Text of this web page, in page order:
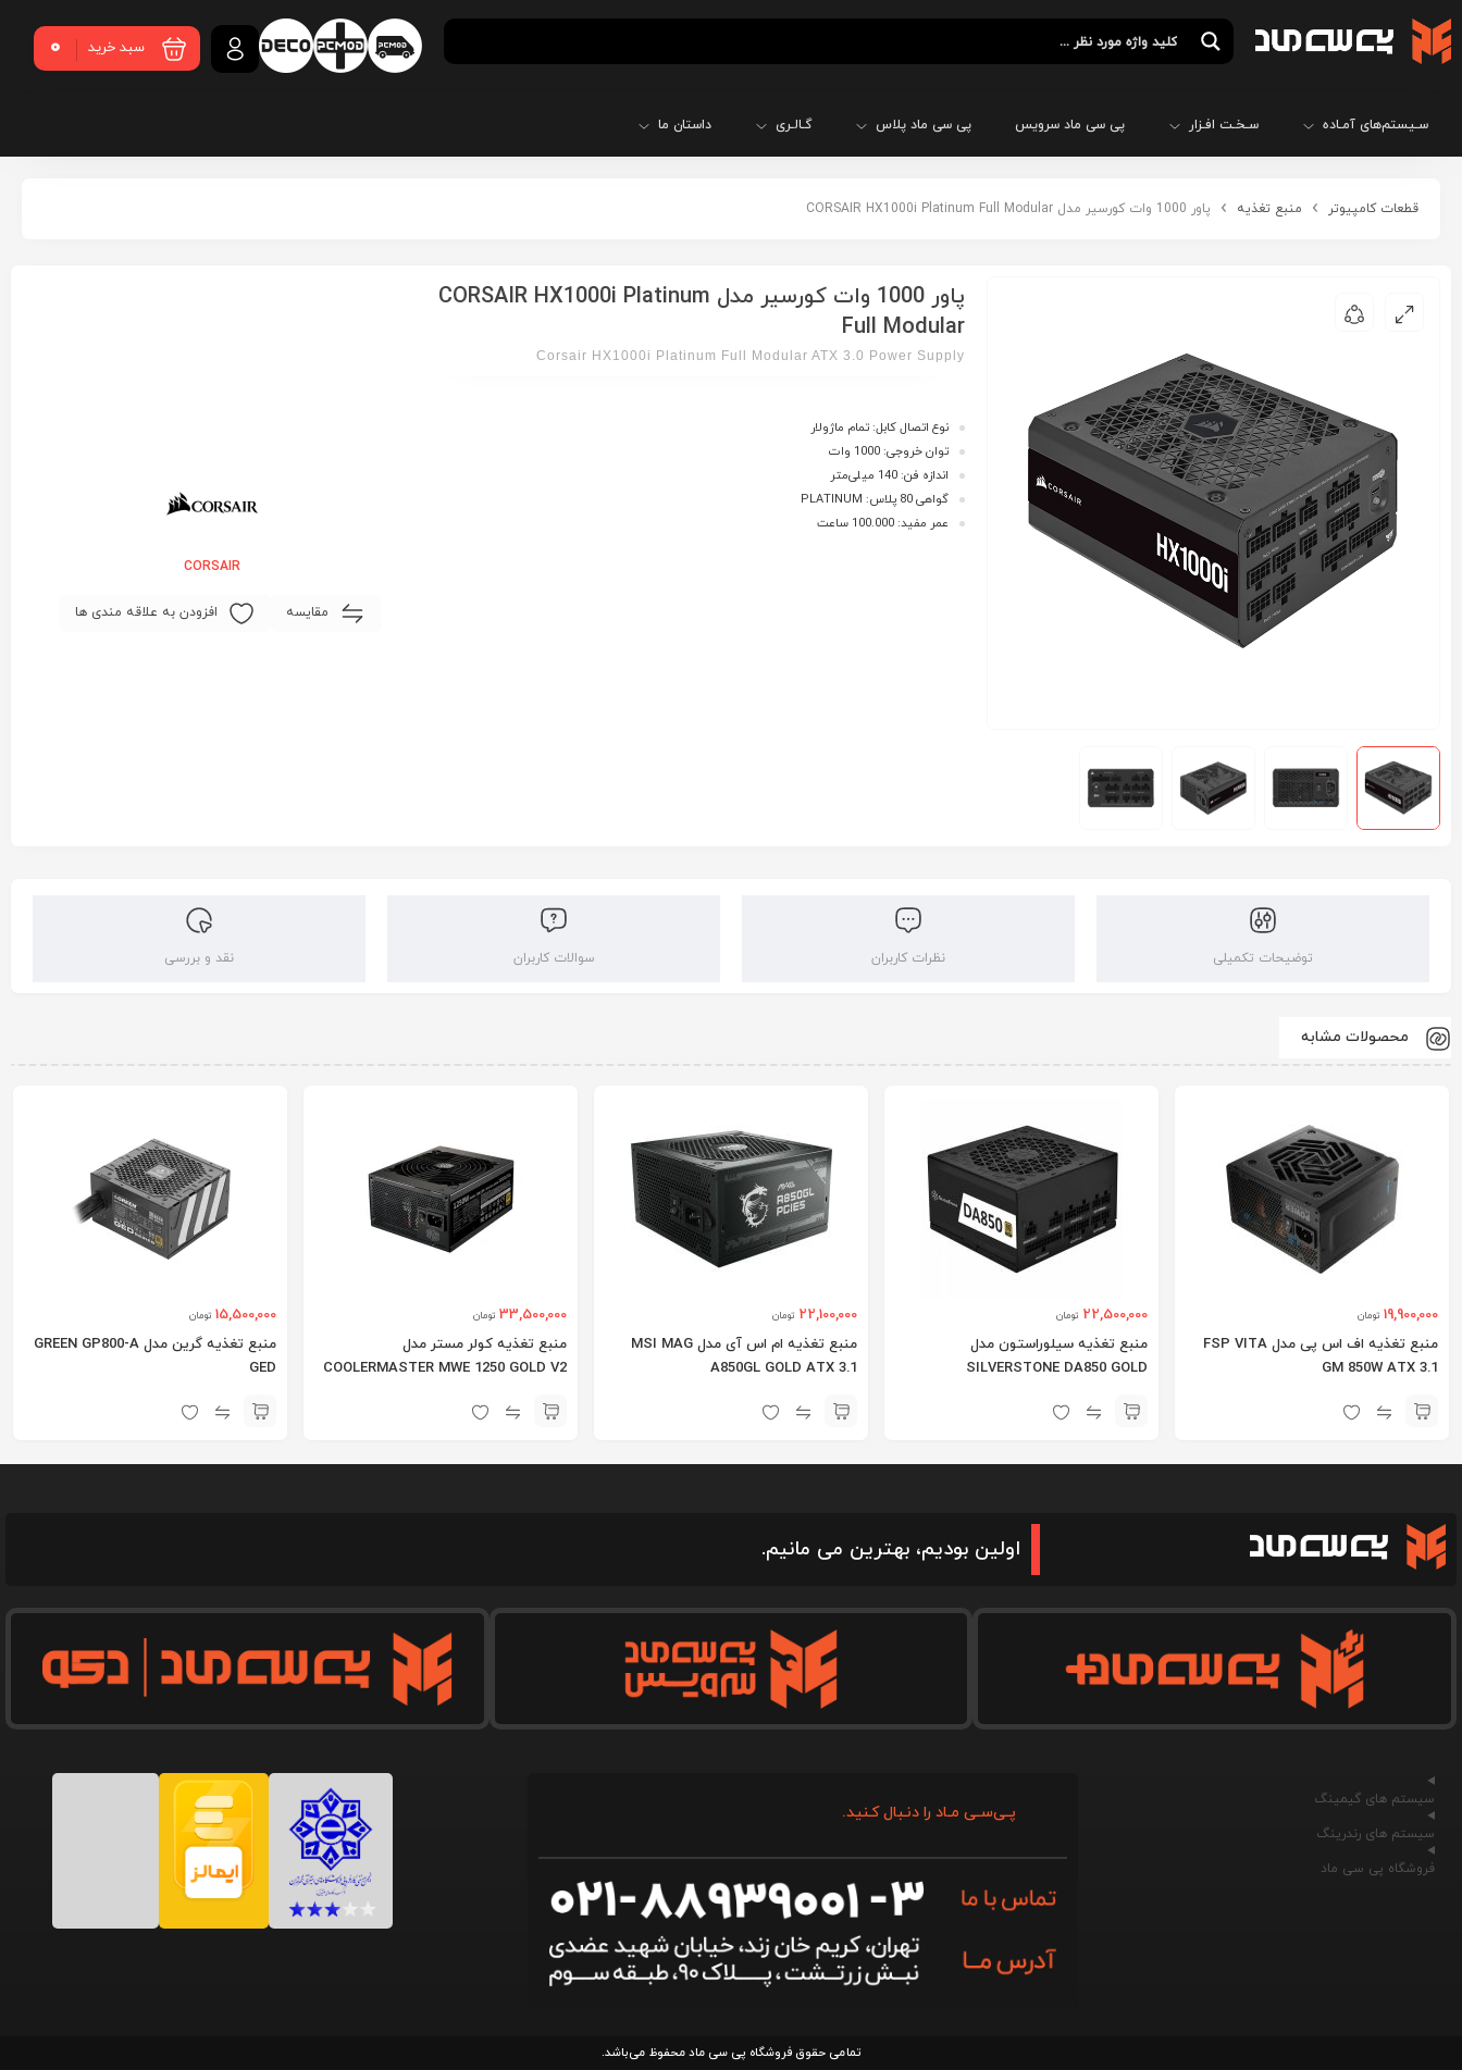
سبد خرید 0
سـیستم‌های آمـاده سـخـت افـزار پی سی ماد سرویس پی سی ماد پلاس گـالـری داستان ما
قطعات کامپیوتر منبع تغذیه پاور 1000 وات کورسیر مدل CORSAIR HX1000i Platinum Full Modular
پاور 1000 وات کورسیر مدل CORSAIR HX1000i Platinum
Full Modular
Corsair HX1000i Platinum Full Modular ATX 3.0 Power Supply
نوع اتصال کابل: تمام ماژولار
توان خروجی: 1000 وات
اندازه فن: 140 میلی‌متر
گواهی 80 پلاس: PLATINUM
عمر مفید: 100.000 ساعت
CORSAIR
مقایسه افزودن به علاقه مندی ها
توضیحات تکمیلی نظرات کاربران سوالات کاربران نقد و بررسی
محصولات مشابه
19,900,000 تومان
منبع تغذیه اف اس پی مدل FSP VITA
GM 850W ATX 3.1
22,500,000 تومان
منبع تغذیه سیلوراستون مدل
SILVERSTONE DA850 GOLD
22,100,000 تومان
منبع تغذیه ام اس آی مدل MSI MAG
A850GL GOLD ATX 3.1
33,500,000 تومان
منبع تغذیه کولر مستر مدل
COOLERMASTER MWE 1250 GOLD V2
15,500,000 تومان
منبع تغذیه گرین مدل GREEN GP800-A
GED
اولین بودیم، بهترین می مانیم.
سیستم های گیمینگ
سیستم های رندرینگ
فروشگاه پی سی ماد
پـی‌سـی مـاد را دنـبال کـنید.
تمامی حقوق فروشگاه پی سی ماد محفوظ می‌باشد.